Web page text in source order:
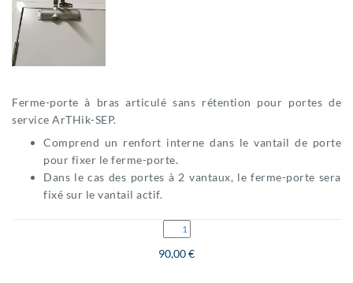
Ferme-porte à bras articulé sans rétention pour portes de
service ArTHik-SEP.
Comprend un renfort interne dans le vantail de porte
pour fixer le ferme-porte.
Dans le cas des portes à 2 vantaux, le ferme-porte sera
fixé sur le vantail actif.
90,00 €